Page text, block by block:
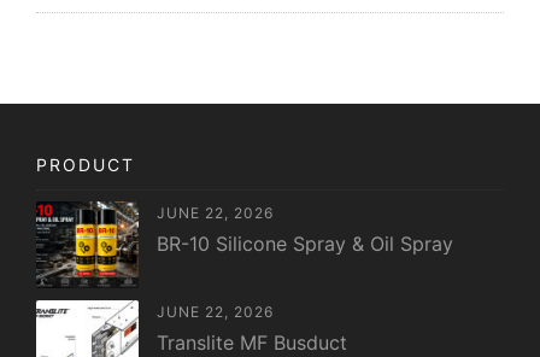
PRODUCT
JUNE 22, 2026
BR-10 Silicone Spray & Oil Spray
JUNE 22, 2026
Translite MF Busduct